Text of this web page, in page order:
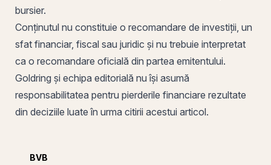
bursier.
Conținutul nu constituie o recomandare de investiții, un
sfat financiar, fiscal sau juridic și nu trebuie interpretat
ca o recomandare oficială din partea emitentului.
Goldring și echipa editorială nu își asumă
responsabilitatea pentru pierderile financiare rezultate
din deciziile luate în urma citirii acestui articol.
BVB